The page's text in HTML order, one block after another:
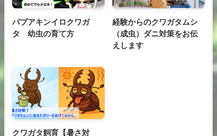
パプアキンイロクワガ
タ 幼虫の育て方
経験からのクワガタムシ
（成虫）ダニ対策をお伝
えします
クワガタ飼育【暑さ対